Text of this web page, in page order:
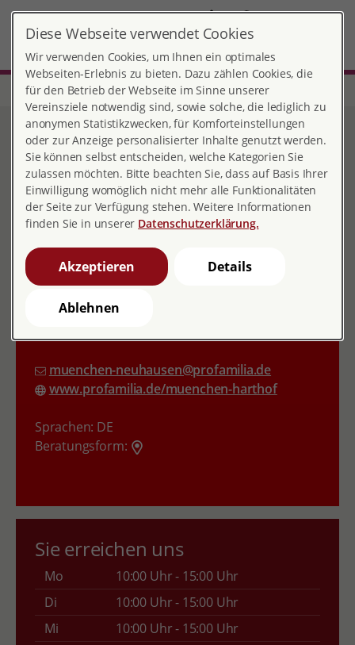
DE EN
Start Bayern Beratungsstelle Sexualpädagogik-München
Beratungsstelle München-
Neuhausen
Kontakt
Rupprechtstr. 29, (Haus der Jugendarbeit)
80636 München
089 3162700
muenchen-neuhausen@profamilia.de
www.profamilia.de/muenchen-harthof
Sprachen: DE
Beratungsform:
Sie erreichen uns
Mo
10:00 Uhr - 15:00 Uhr
Di
10:00 Uhr - 15:00 Uhr
Mi
10:00 Uhr - 15:00 Uhr
Diese Webseite verwendet Cookies
Wir verwenden Cookies, um Ihnen ein optimales
Webseiten-Erlebnis zu bieten. Dazu zählen Cookies, die
für den Betrieb der Webseite im Sinne unserer
Vereinsziele notwendig sind, sowie solche, die lediglich zu
anonymen Statistikzwecken, für Komforteinstellungen
oder zur Anzeige personalisierter Inhalte genutzt werden.
Sie können selbst entscheiden, welche Kategorien Sie
zulassen möchten. Bitte beachten Sie, dass auf Basis Ihrer
Einwilligung womöglich nicht mehr alle Funktionalitäten
der Seite zur Verfügung stehen. Weitere Informationen
finden Sie in unserer Datenschutzerklärung.
Akzeptieren Details
Ablehnen